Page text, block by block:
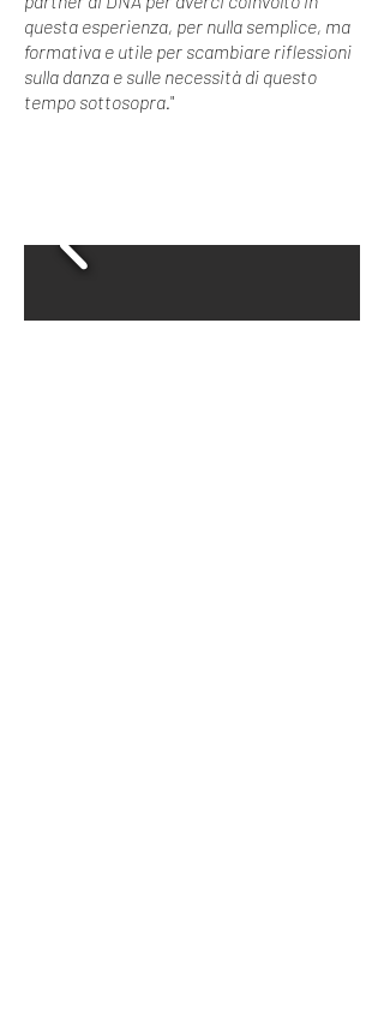
questa esperienza, per nulla semplice, ma
formativa e utile per scambiare riflessioni
sulla danza e sulle necessità di questo
tempo sottosopra."